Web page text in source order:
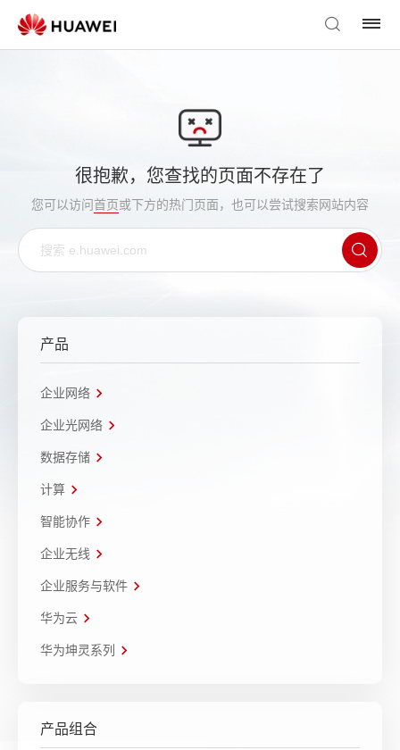
很抱歉，您查找的页面不存在了
您可以访问首页或下方的热门页面，也可以尝试搜索网站内容
产品
企业网络
企业光网络
数据存储
计算
智能协作
企业无线
企业服务与软件
华为云
华为坤灵系列
产品组合